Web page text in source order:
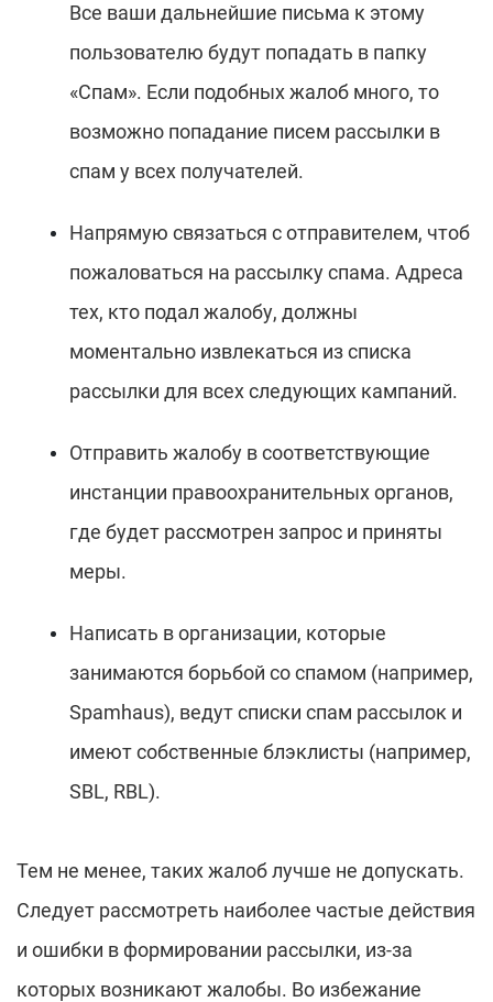
Все ваши дальнейшие письма к этому
пользователю будут попадать в папку
«Спам». Если подобных жалоб много, то
возможно попадание писем рассылки в
спам у всех получателей.
Напрямую связаться с отправителем, чтоб
пожаловаться на рассылку спама. Адреса
тех, кто подал жалобу, должны
моментально извлекаться из списка
рассылки для всех следующих кампаний.
Отправить жалобу в соответствующие
инстанции правоохранительных органов,
где будет рассмотрен запрос и приняты
меры.
Написать в организации, которые
занимаются борьбой со спамом (например,
Spamhaus), ведут списки спам рассылок и
имеют собственные блэклисты (например,
SBL, RBL).
Тем не менее, таких жалоб лучше не допускать.
Следует рассмотреть наиболее частые действия
и ошибки в формировании рассылки, из-за
которых возникают жалобы. Во избежание